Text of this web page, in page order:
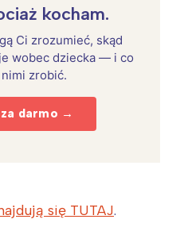
kocham.
Ci zrozumieć, skąd
wobec dziecka — i co
zrobić.
darmo →
się TUTAJ.